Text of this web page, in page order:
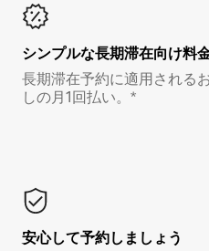
シンプルな長期滞在向け料
長期滞在予約に適用される
しの月1回払い。*
安心して予約しましょう